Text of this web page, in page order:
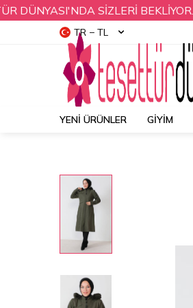
SİZLERİ BEKLİYOR...
TR − TL
YENI ÜRÜNLER GİYİM